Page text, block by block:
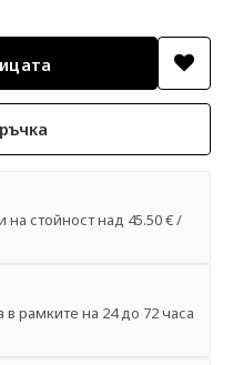
на стойност над 45.50 € /
рамките на 24 до 72 часа